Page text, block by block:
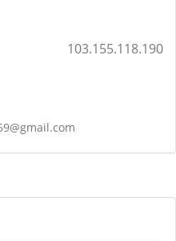
103.155.118.190